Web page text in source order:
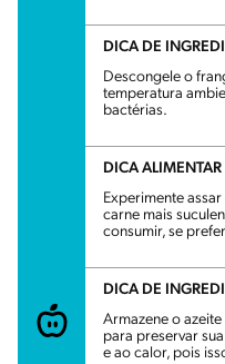
DICA DE
Descongele o
temperatura
bactérias.
DICA ALIMENTAR
Experimente
carne mais
consumir, se
DICA DE
Armazene o
para preservar
e ao calor, pois